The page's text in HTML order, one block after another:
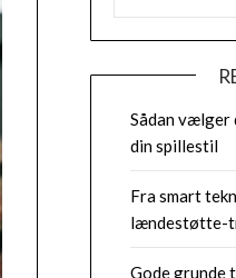
Sådan vælger
din spillestil
Fra smart
lændestøtte-
Gode grunde